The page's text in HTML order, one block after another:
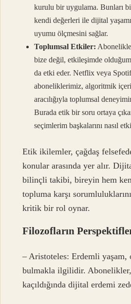
kurulu bir uygulama. Bunları
kendi değerleri ile dijital
uyumu ölçmesini sağlar.
Toplumsal Etkiler:
bize değil, etkileşimde
da etki eder. Netflix veya
aboneliklerimiz, algoritmik
aracılığıyla toplumsal
Burada etik bir soru ortaya
seçimlerim başkalarını nasıl
Etik ikilemler, çağdaş
konular arasında yer alır.
bilinçli takibi, bireyin hem
topluma karşı
kritik bir rol oynar.
Filozofların
– Aristoteles: Erdemli yaşam,
bulmakla ilgilidir. Abonelikler,
kaçıldığında dijital erdemi